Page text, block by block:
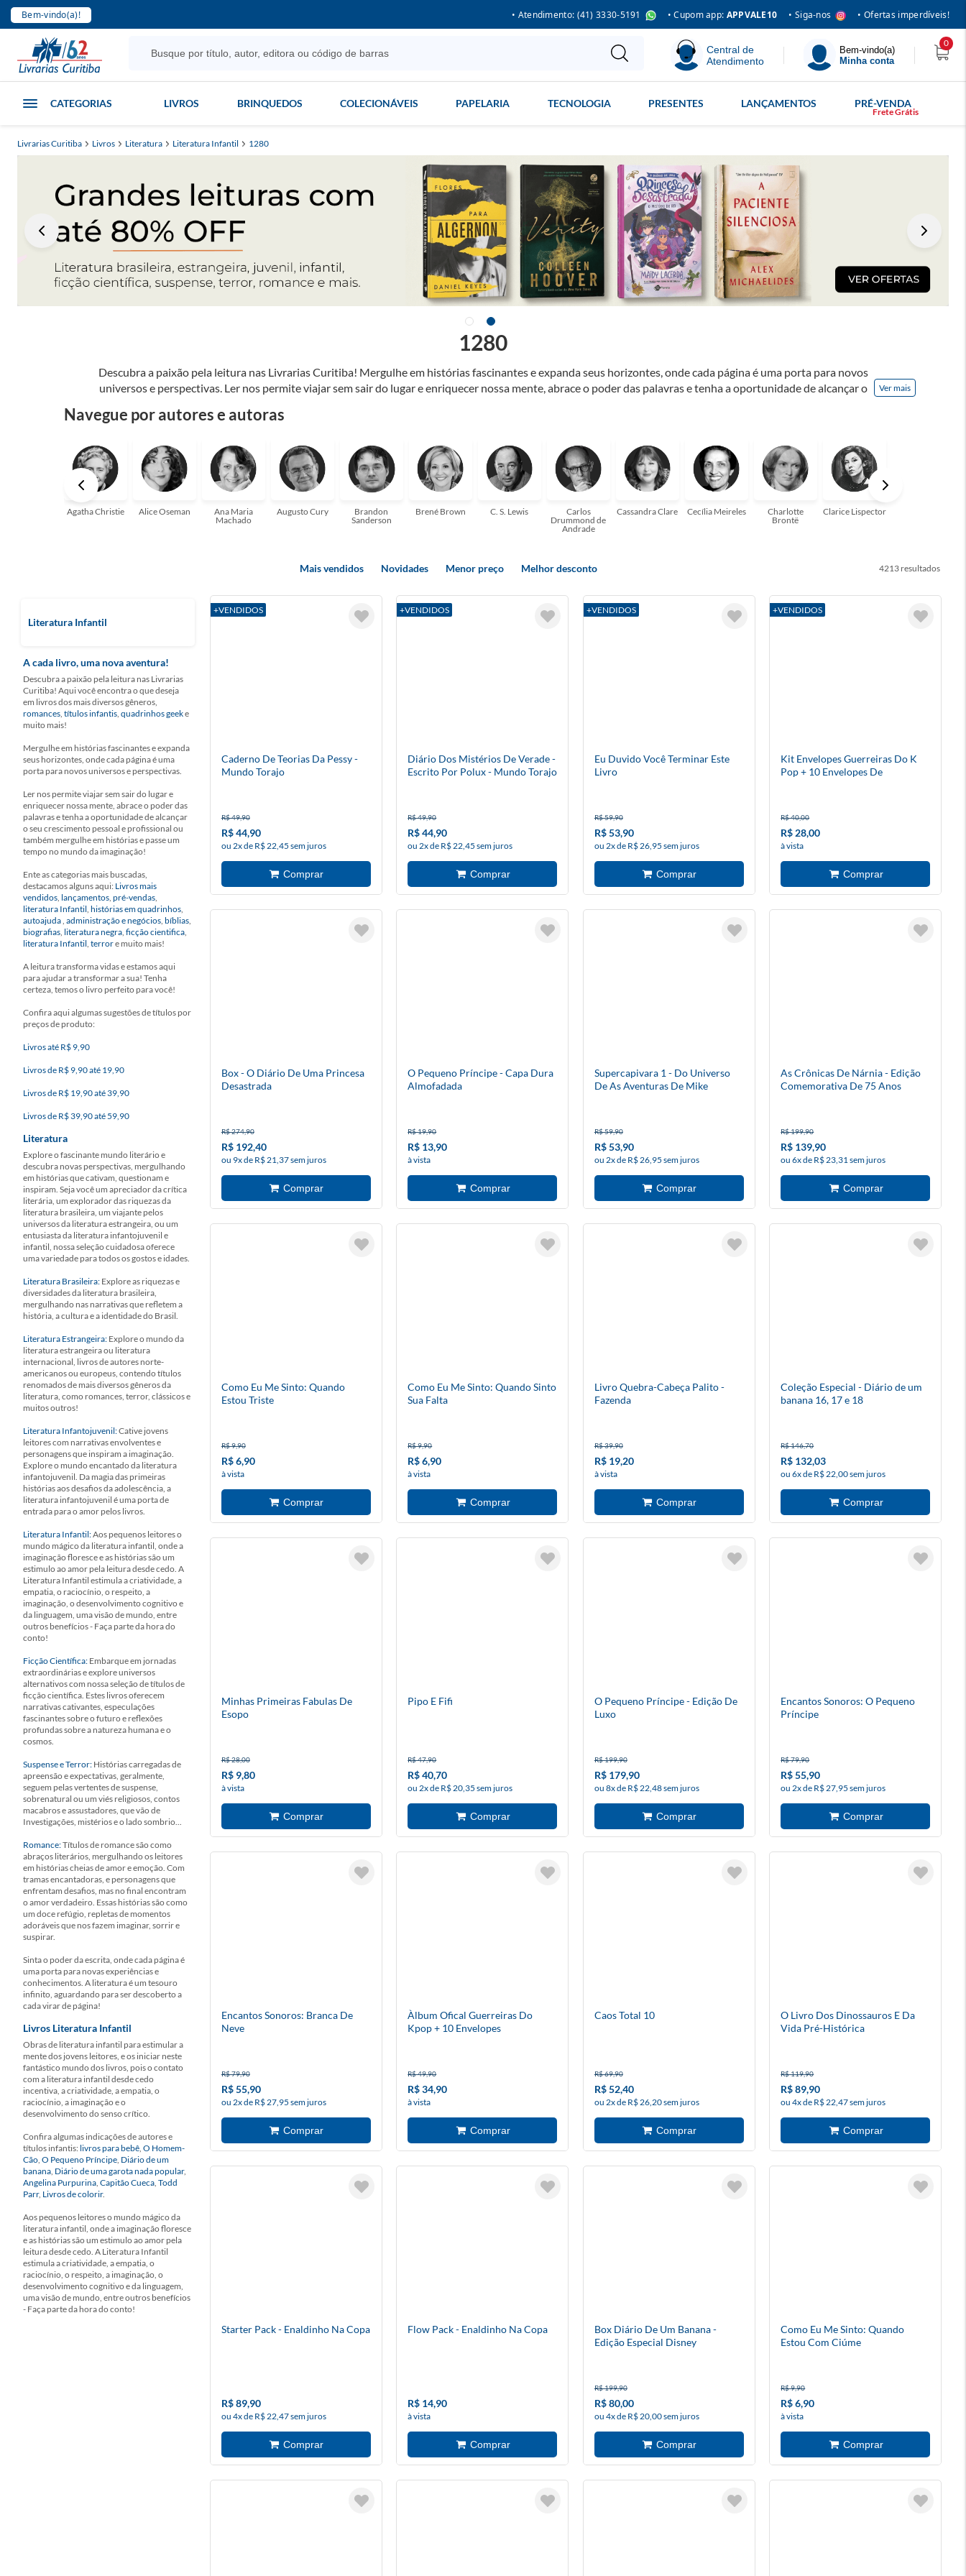
Bem-vindo(a)! • Atendimento: (41) 3330-5191 • Cupom app: APPVALE10 • Siga-nos • Ofertas imperdíveis!
Central de
Atendimento
Bem-vindo(a)
Minha conta
0
CATEGORIAS LIVROS BRINQUEDOS COLECIONÁVEIS PAPELARIA TECNOLOGIA PRESENTES LANÇAMENTOS PRÉ-VENDA
Livrarias Curitiba Livros Literatura Literatura Infantil 1280
Descubra a paixão pela leitura nas Livrarias Curitiba! Mergulhe em histórias fascinantes e expanda seus horizontes, onde cada página é uma porta para novos
universos e perspectivas. Ler nos permite viajar sem sair do lugar e enriquecer nossa mente, abrace o poder das palavras e tenha a oportunidade de alcançar o
aqui para ajudar a transformar a sua! Tenha certeza, temos o livro perfeito para você!
Ver mais
1280
Navegue por autores e autoras
Agatha Christie Alice Oseman
Ana Maria
Machado
Augusto Cury
Brandon
Sanderson
Brené Brown C. S. Lewis
Carlos
Drummond de
Andrade
Cassandra Clare Cecília Meireles
Charlotte
Brontë
Clarice Lispector
Mais vendidos Novidades Menor preço Melhor desconto 4213
Literatura Infantil
A cada livro, uma nova aventura!
Descubra a paixão pela leitura nas Livrarias
Curitiba! Aqui você encontra o que deseja
em livros dos mais diversos gêneros,
romances, títulos infantis, quadrinhos geeke
muito mais!
Mergulhe em histórias fascinantes e expanda
seus horizontes, onde cada página é uma
porta para novos universos e perspectivas.
Ler nos permite viajar sem sair do lugar e
enriquecer nossa mente, abrace o poder das
palavras e tenha a oportunidade de alcançar
o seu crescimento pessoal e profissional ou
também mergulhe em histórias e passe um
tempo no mundo da imaginação!
Ente as categorias mais buscadas,
destacamos alguns aqui: Livros mais
vendidos, lançamentos, pré-vendas,
literatura Infantil, histórias em quadrinhos,
autoajuda, administração e negócios, bíblias,
biografias, literatura negra, ficção cientifica,
literatura Infantil, terrore muito mais!
A leitura transforma vidas e estamos aqui
para ajudar a transformar a sua! Tenha
certeza, temos o livro perfeito para você!
Confira aqui algumas sugestões de títulos por
preços de produto:
Livros até R$ 9,90
Livros de R$ 9,90 até 19,90
Livros de R$ 19,90 até 39,90
Livros de R$ 39,90 até 59,90
Literatura
Explore o fascinante mundo literário e
descubra novas perspectivas, mergulhando
em histórias que cativam, questionam e
inspiram. Seja você um apreciador da crítica
literária, um explorador das riquezas da
literatura brasileira, um viajante pelos
universos da literatura estrangeira, ou um
entusiasta da literatura infantojuvenil e
infantil, nossa seleção cuidadosa oferece
uma variedade para todos os gostos e idades.
Literatura Brasileira: Explore as riquezas e
diversidades da literatura brasileira,
mergulhando nas narrativas que refletem a
história, a cultura e a identidade do Brasil.
Literatura Estrangeira: Explore o mundo da
literatura estrangeira ou literatura
internacional, livros de autores norte-
americanos ou europeus, contendo títulos
renomados de mais diversos gêneros da
literatura, como romances, terror, clássicos e
muitos outros!
Literatura Infantojuvenil:Cative jovens
leitores com narrativas envolventes e
personagens que inspiram a imaginação.
Explore o mundo encantado da literatura
infantojuvenil. Da magia das primeiras
histórias aos desafios da adolescência, a
literatura infantojuvenil é uma porta de
entrada para o amor pelos livros.
Literatura Infantil:Aos pequenos leitores o
mundo mágico da literatura infantil, onde a
imaginação floresce e as histórias são um
estimulo ao amor pela leitura desde cedo. A
Literatura Infantil estimula a criatividade, a
empatia, o raciocínio, o respeito, a
imaginação, o desenvolvimento cognitivo e
da linguagem, uma visão de mundo, entre
outros benefícios - Faça parte da hora do
conto!
Ficção Científica: Embarque em jornadas
extraordinárias e explore universos
alternativos com nossa seleção de títulos de
ficção científica. Estes livros oferecem
narrativas cativantes, especulações
fascinantes sobre o futuro e reflexões
profundas sobre a natureza humana e o
cosmos.
Suspense e Terror: Histórias carregadas de
apreensão e expectativas, geralmente,
seguem pelas vertentes de suspense,
sobrenatural ou um viés religiosos, contos
macabros e assustadores, que vão de
Investigações, mistérios e o lado sombrio...
Romance:Títulos de romance são como
abraços literários, mergulhando os leitores
em histórias cheias de amor e emoção. Com
tramas encantadoras, e personagens que
enfrentam desafios, mas no final encontram
o amor verdadeiro. Essas histórias são como
um doce refúgio, repletas de momentos
adoráveis que nos fazem imaginar, sorrir e
suspirar.
Sinta o poder da escrita, onde cada página é
uma porta para novas experiências e
conhecimentos. A literatura é um tesouro
infinito, aguardando para ser descoberto a
cada virar de página!
Livros Literatura Infantil
Obras de literatura infantil para estimular a
mente dos jovens leitores, e os iniciar neste
fantástico mundo dos livros, pois o contato
com a literatura infantil desde cedo
incentiva, a criatividade, a empatia, o
raciocínio, a imaginação e o
desenvolvimento do senso crítico.
Confira algumas indicações de autores e
títulos infantis: livros para bebê, O Homem-
Cão, O Pequeno Príncipe, Diário de um
banana, Diário de uma garota nada popular,
Angelina Purpurina, Capitão Cueca, Todd
Parr, Livros de colorir.
Aos pequenos leitores o mundo mágico da
literatura infantil, onde a imaginação floresce
e as histórias são um estimulo ao amor pela
leitura desde cedo. A Literatura Infantil
estimula a criatividade, a empatia, o
raciocínio, o respeito, a imaginação, o
desenvolvimento cognitivo e da linguagem,
uma visão de mundo, entre outros benefícios
- Faça parte da hora do conto!
+VENDIDOS
Caderno De Teorias Da Pessy -
Mundo Torajo
R$ 49,90
R$ 44,90
ou 2x de R$ 22,45 sem juros
+VENDIDOS
Diário Dos Mistérios De Verade -
Escrito Por Polux - Mundo Torajo
R$ 49,90
R$ 44,90
ou 2x de R$ 22,45 sem juros
+VENDIDOS
Eu Duvido Você Terminar Este
Livro
R$ 59,90
R$ 53,90
ou 2x de R$ 26,95 sem juros
+VENDIDOS
Kit Envelopes Guerreiras Do K
Pop + 10 Envelopes De
R$ 40,00
R$ 28,00
à vista
Box - O Diário De Uma Princesa
Desastrada
R$ 274,90
R$ 192,40
ou 9x de R$ 21,37 sem juros
O Pequeno Príncipe - Capa Dura
Almofadada
R$ 19,90
R$ 13,90
à vista
Supercapivara 1 - Do Universo
De As Aventuras De Mike
R$ 59,90
R$ 53,90
ou 2x de R$ 26,95 sem juros
As Crônicas De Nárnia - Edição
Comemorativa De 75 Anos
R$ 199,90
R$ 139,90
ou 6x de R$ 23,31 sem juros
Como Eu Me Sinto: Quando
Estou Triste
R$ 9,90
R$ 6,90
à vista
Como Eu Me Sinto: Quando Sinto
Sua Falta
R$ 9,90
R$ 6,90
à vista
Livro Quebra-Cabeça Palito -
Fazenda
R$ 39,90
R$ 19,20
à vista
Coleção Especial - Diário de um
banana 16, 17 e 18
R$ 146,70
R$ 132,03
ou 6x de R$ 22,00 sem juros
Minhas Primeiras Fabulas De
Esopo
R$ 28,00
R$ 9,80
à vista
Pipo E Fifi
R$ 47,90
R$ 40,70
ou 2x de R$ 20,35 sem juros
O Pequeno Príncipe - Edição De
Luxo
R$ 199,90
R$ 179,90
ou 8x de R$ 22,48 sem juros
Encantos Sonoros: O Pequeno
Príncipe
R$ 79,90
R$ 55,90
ou 2x de R$ 27,95 sem juros
Encantos Sonoros: Branca De
Neve
R$ 79,90
R$ 55,90
ou 2x de R$ 27,95 sem juros
Àlbum Ofical Guerreiras Do
Kpop + 10 Envelopes
R$ 49,90
R$ 34,90
à vista
Caos Total 10
R$ 69,90
R$ 52,40
ou 2x de R$ 26,20 sem juros
O Livro Dos Dinossauros E Da
Vida Pré-Histórica
R$ 119,90
R$ 89,90
ou 4x de R$ 22,47 sem juros
Starter Pack - Enaldinho Na Copa
R$ 89,90
ou 4x de R$ 22,47 sem juros
Flow Pack - Enaldinho Na Copa
R$ 14,90
à vista
Box Diário De Um Banana -
Edição Especial Disney
R$ 199,90
R$ 80,00
ou 4x de R$ 20,00 sem juros
Como Eu Me Sinto: Quando
Estou Com Ciúme
R$ 9,90
R$ 6,90
à vista